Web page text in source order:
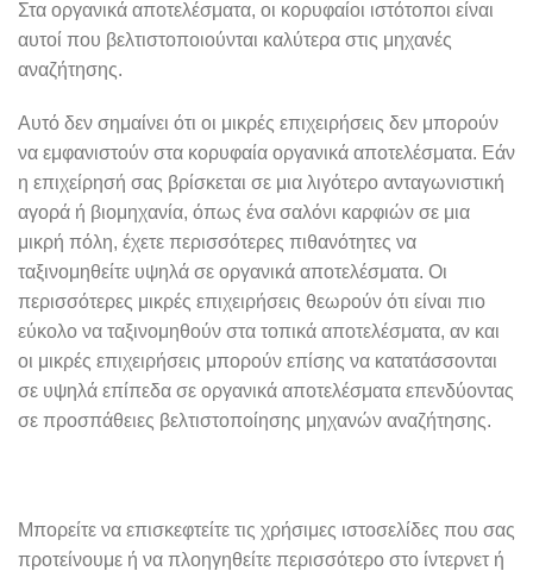
Στα οργανικά αποτελέσματα, οι κορυφαίοι ιστότοποι είναι
αυτοί που βελτιστοποιούνται καλύτερα στις μηχανές
αναζήτησης.
Αυτό δεν σημαίνει ότι οι μικρές επιχειρήσεις δεν μπορούν
να εμφανιστούν στα κορυφαία οργανικά αποτελέσματα. Εάν
η επιχείρησή σας βρίσκεται σε μια λιγότερο ανταγωνιστική
αγορά ή βιομηχανία, όπως ένα σαλόνι καρφιών σε μια
μικρή πόλη, έχετε περισσότερες πιθανότητες να
ταξινομηθείτε υψηλά σε οργανικά αποτελέσματα. Οι
περισσότερες μικρές επιχειρήσεις θεωρούν ότι είναι πιο
εύκολο να ταξινομηθούν στα τοπικά αποτελέσματα, αν και
οι μικρές επιχειρήσεις μπορούν επίσης να κατατάσσονται
σε υψηλά επίπεδα σε οργανικά αποτελέσματα επενδύοντας
σε προσπάθειες βελτιστοποίησης μηχανών αναζήτησης.
Μπορείτε να επισκεφτείτε τις χρήσιμες ιστοσελίδες που σας
προτείνουμε ή να πλοηγηθείτε περισσότερο στο ίντερνετ ή